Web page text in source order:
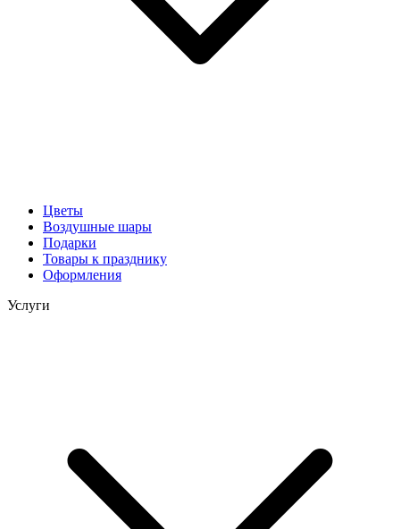
Цветы
Воздушные шары
Подарки
Товары к празднику
Оформления
Услуги